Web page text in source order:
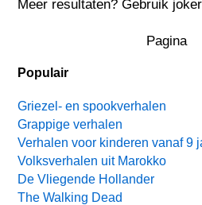
Meer resultaten? Gebruik
Pagina
Populair
Griezel- en spookverhalen
Grappige verhalen
Verhalen voor kinderen vanaf 9
Volksverhalen uit Marokko
De Vliegende Hollander
The Walking Dead